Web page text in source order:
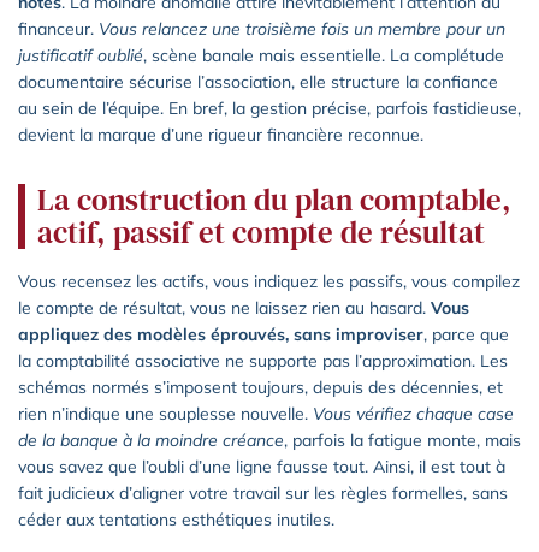
financeur. Vous relancez une troisième fois un membre pour un
justificatif oublié, scène banale mais essentielle. La complétude
documentaire sécurise l’association, elle structure la confiance
au sein de l’équipe. En bref, la gestion précise, parfois fastidieuse,
devient la marque d’une rigueur financière reconnue.
La construction du plan comptable,
actif, passif et compte de résultat
Vous recensez les actifs, vous indiquez les passifs, vous compilez
le compte de résultat, vous ne laissez rien au hasard. Vous
appliquez des modèles éprouvés, sans improviser, parce que
la comptabilité associative ne supporte pas l’approximation. Les
schémas normés s’imposent toujours, depuis des décennies, et
rien n’indique une souplesse nouvelle. Vous vérifiez chaque case
de la banque à la moindre créance, parfois la fatigue monte, mais
vous savez que l’oubli d’une ligne fausse tout. Ainsi, il est tout à
fait judicieux d’aligner votre travail sur les règles formelles, sans
céder aux tentations esthétiques inutiles.